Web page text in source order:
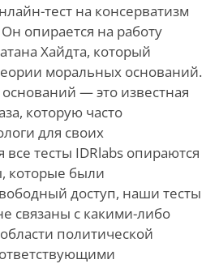
тест на консерватизм
опирается на работу
Хайдта, который
моральных оснований.
— это известная
которую часто
для своих
все тесты IDRlabs опираются
которые были
доступ, наши тесты
связаны с какими-либо
политической